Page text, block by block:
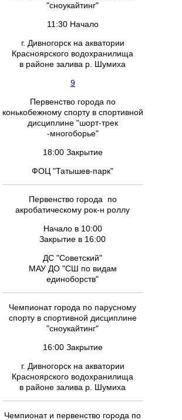
"сноукайтинг"
11:30 Начало
г. Дивногорск на акватории
Красноярского водохранилища
в районе залива р. Шумиха
9
Первенство города по
конькобежному спорту в спортивной
дисциплине "шорт-трек
-многоборье"
18:00 Закрытие
ФОЦ "Татышев-парк"
Первенство города по
акробатическому рок-н роллу
Начало в 10:00
Закрытие в 16:00
ДС "Советский"
МАУ ДО "СШ по видам
единоборств"
Чемпионат города по парусному
спорту в спортивной дисциплине
"сноукайтинг"
16:00 Закрытие
г. Дивногорск на акватории
Красноярского водохранилища
в районе залива р. Шумиха
Чемпионат и первенство города по